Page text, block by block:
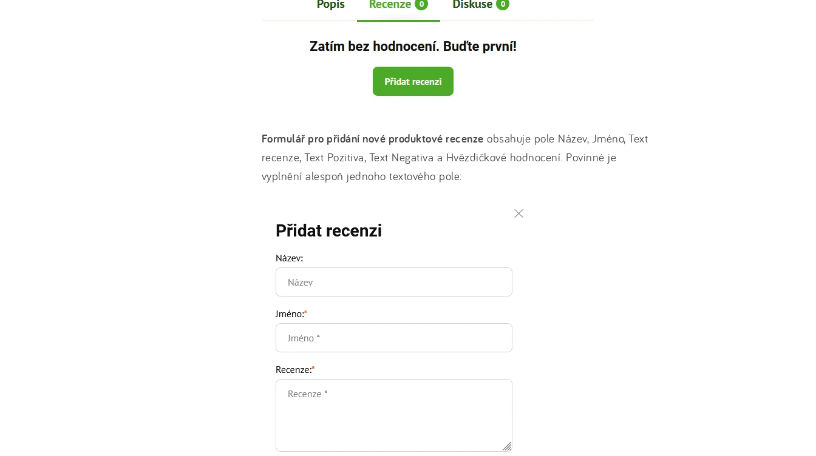
Formulář pro přidání nové produktové recenze obsahuje pole Název, Jméno, Text
recenze, Text Pozitiva, Text Negativa a Hvězdičkové hodnocení. Povinné je
vyplnění alespoň jednoho textového pole: